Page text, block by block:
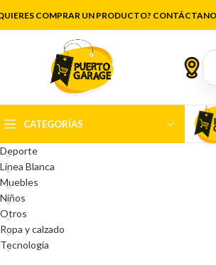
COMPRAR UN PRODUCTO?
CATEGORÍAS
CATEGORÍAS DEL PRODUCTO
Antigüedades
Artículos de cocina
Belleza
Deporte
Línea Blanca
Muebles
Niños
Otros
Ropa y calzado
Tecnología